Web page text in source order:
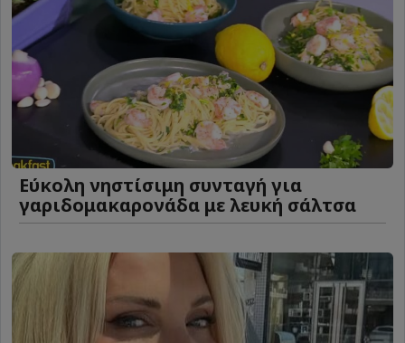
Eύκολη νηστίσιμη συνταγή για
γαριδομακαρονάδα με λευκή σάλτσα